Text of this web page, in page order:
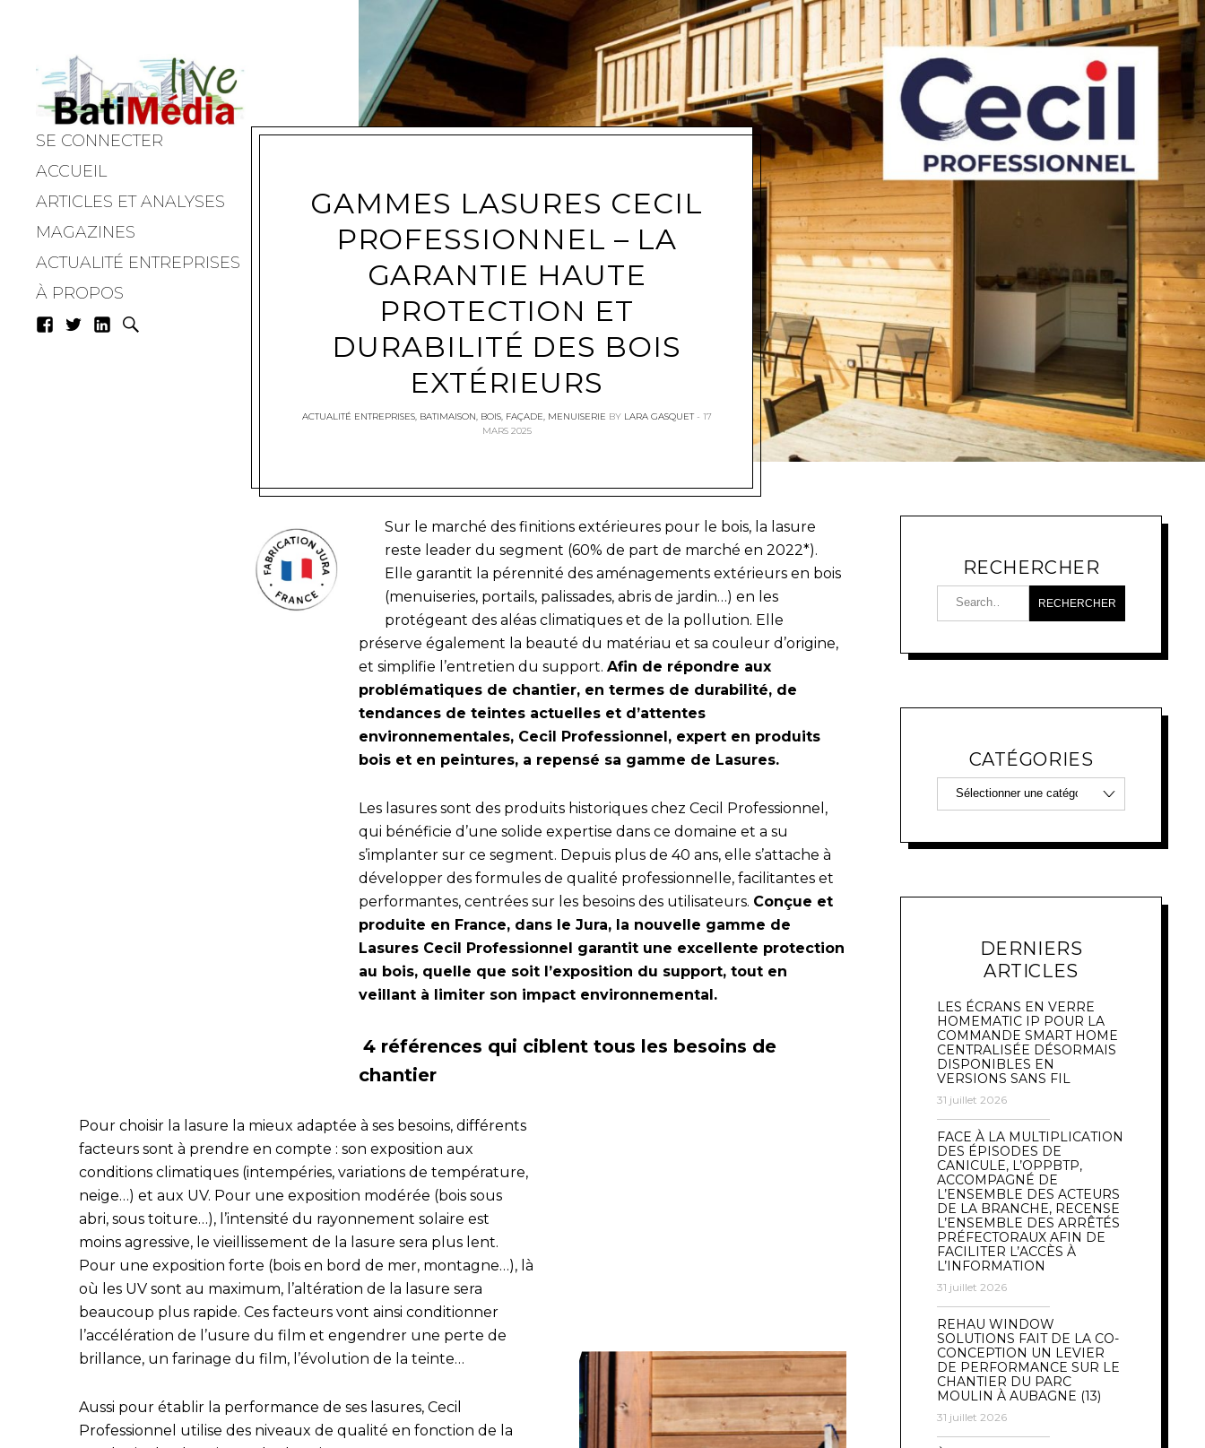
Batimedialive
SE CONNECTER
ACCUEIL
ARTICLES ET ANALYSES
MAGAZINES
ACTUALITÉ ENTREPRISES
À PROPOS
GAMMES LASURES CECIL
PROFESSIONNEL – LA
GARANTIE HAUTE
PROTECTION ET
DURABILITÉ DES BOIS
EXTÉRIEURS
ACTUALITÉ ENTREPRISES, BATIMAISON, BOIS, FAÇADE, MENUISERIE BY LARA GASQUET
17
MARS 2025
Sur le marché des finitions extérieures pour le bois, la lasure
reste leader du segment (60% de part de marché en 2022*).
Elle garantit la pérennité des aménagements extérieurs en bois
(menuiseries, portails, palissades, abris de jardin…) en les
protégeant des aléas climatiques et de la pollution. Elle
préserve également la beauté du matériau et sa couleur d’origine,
et simplifie l’entretien du support. Afin de répondre aux
problématiques de chantier, en termes de durabilité, de
tendances de teintes actuelles et d’attentes
environnementales, Cecil Professionnel, expert en produits
bois et en peintures, a repensé sa gamme de Lasures.
Les lasures sont des produits historiques chez Cecil Professionnel,
qui bénéficie d’une solide expertise dans ce domaine et a su
s’implanter sur ce segment. Depuis plus de 40 ans, elle s’attache à
développer des formules de qualité professionnelle, facilitantes et
performantes, centrées sur les besoins des utilisateurs. Conçue et
produite en France, dans le Jura, la nouvelle gamme de
Lasures Cecil Professionnel garantit une excellente protection
au bois, quelle que soit l’exposition du support, tout en
veillant à limiter son impact environnemental.
4 références qui ciblent tous les besoins de
chantier
Pour choisir la lasure la mieux adaptée à ses besoins, différents
facteurs sont à prendre en compte : son exposition aux
conditions climatiques (intempéries, variations de température,
neige…) et aux UV. Pour une exposition modérée (bois sous
abri, sous toiture…), l’intensité du rayonnement solaire est
moins agressive, le vieillissement de la lasure sera plus lent.
Pour une exposition forte (bois en bord de mer, montagne…), là
où les UV sont au maximum, l’altération de la lasure sera
beaucoup plus rapide. Ces facteurs vont ainsi conditionner
l’accélération de l’usure du film et engendrer une perte de
brillance, un farinage du film, l’évolution de la teinte…
Aussi pour établir la performance de ses lasures, Cecil
Professionnel utilise des niveaux de qualité en fonction de la
RECHERCHER
CATÉGORIES
DERNIERS
ARTICLES
LES ÉCRANS EN VERRE
HOMEMATIC IP POUR LA
COMMANDE SMART HOME
CENTRALISÉE DÉSORMAIS
DISPONIBLES EN
VERSIONS SANS FIL
31 juillet 2026
FACE À LA MULTIPLICATION
DES ÉPISODES DE
CANICULE, L’OPPBTP,
ACCOMPAGNÉ DE
L’ENSEMBLE DES ACTEURS
DE LA BRANCHE, RECENSE
L’ENSEMBLE DES ARRÊTÉS
PRÉFECTORAUX AFIN DE
FACILITER L’ACCÈS À
L’INFORMATION
31 juillet 2026
REHAU WINDOW
SOLUTIONS FAIT DE LA CO-
CONCEPTION UN LEVIER
DE PERFORMANCE SUR LE
CHANTIER DU PARC
MOULIN À AUBAGNE (13)
31 juillet 2026